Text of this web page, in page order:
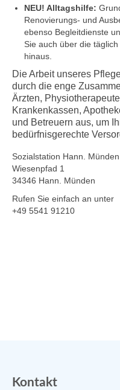
NEU! Alltagshilfe:
Renovierungs- und
ebenso Begleitdienste
Sie auch über die
hinaus.
Die Arbeit unseres
durch die enge
Ärzten,
Krankenkassen,
und Betreuern aus, um
bedürfnisgerechte
Sozialstation Hann. Münden
Wiesenpfad 1
34346 Hann. Münden
Rufen Sie einfach an unter
+49 5541 91210
Kontakt